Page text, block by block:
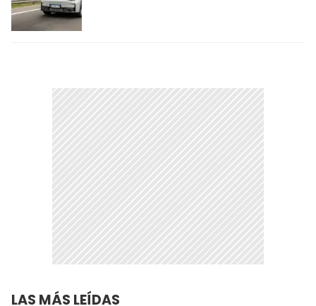
LAS MÁS LEÍDAS